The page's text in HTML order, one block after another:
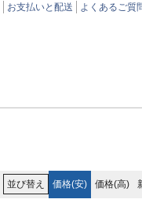
お支払いと配送 よくあるご質
並び替え 価格(安) 価格(高)